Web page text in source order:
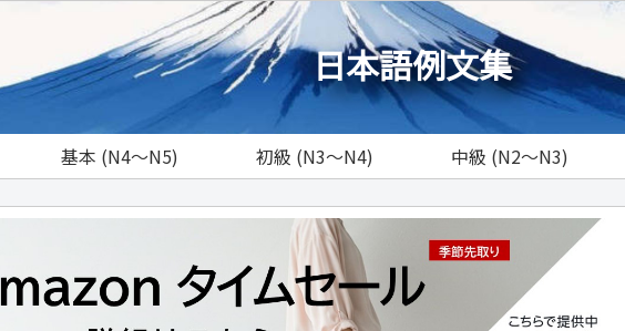
日本語例文集
基本 (N4～N5) 初級 (N3～N4) 中級 (N2～N3)